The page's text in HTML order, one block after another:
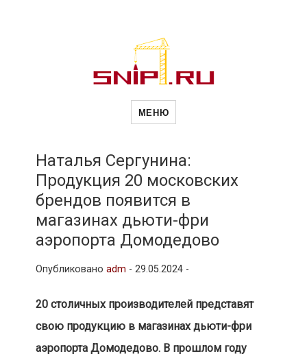
Новости
и
МЕНЮ
Наталья Сергунина:
Продукция 20 московских
брендов появится в
магазинах дьюти-фри
аэропорта Домодедово
Опубликовано adm - 29.05.2024 -
20 столичных производителей представят
свою продукцию в магазинах дьюти-фри
аэропорта Домодедово. В прошлом году